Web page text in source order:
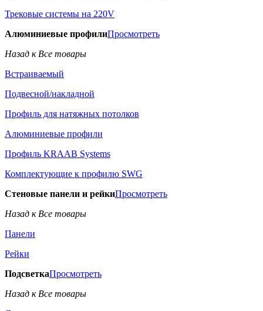
Трековые системы на 220V
Алюминиевые профилиПросмотреть
Назад к Все товары
Встраиваемый
Подвесной/накладной
Профиль для натяжных потолков
Алюминиевые профили
Профиль KRAAB Systems
Комплектующие к профилю SWG
Стеновые панели и рейкиПросмотреть
Назад к Все товары
Панели
Рейки
ПодсветкаПросмотреть
Назад к Все товары